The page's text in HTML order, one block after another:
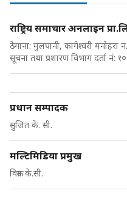
राष्ट्रिय समाचार अनलाइन
ठेगाना: मुलपानी, कागेश्वरी मनोहरा
सूचना तथा प्रशारण विभाग दर्ता नं:
प्रधान सम्पादक
सुजित के. सी.
मल्टिमिडिया प्रमुख
विक्रम के.सी.